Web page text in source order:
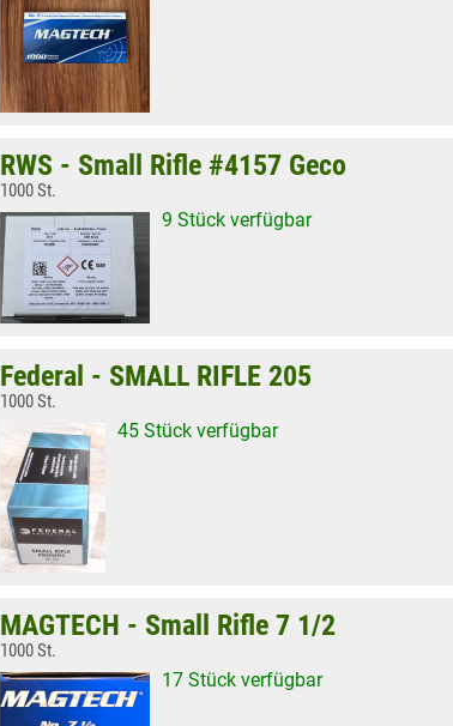
RWS - Small Rifle #4157 Geco
1000 St.
9 Stück verfügbar
Federal - SMALL RIFLE 205
1000 St.
45 Stück verfügbar
MAGTECH - Small Rifle 7 1/2
1000 St.
17 Stück verfügbar